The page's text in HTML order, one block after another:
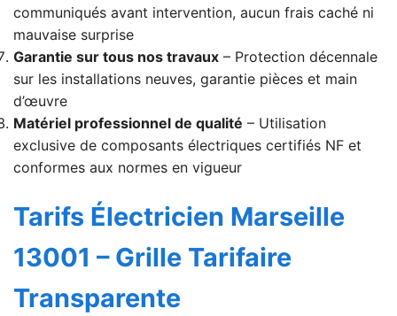
communiqués avant intervention, aucun frais caché ni
mauvaise surprise
Garantie sur tous nos travaux – Protection décennale
sur les installations neuves, garantie pièces et main
d’œuvre
Matériel professionnel de qualité – Utilisation
exclusive de composants électriques certifiés NF et
conformes aux normes en vigueur
Tarifs Électricien Marseille
13001 – Grille Tarifaire
Transparente